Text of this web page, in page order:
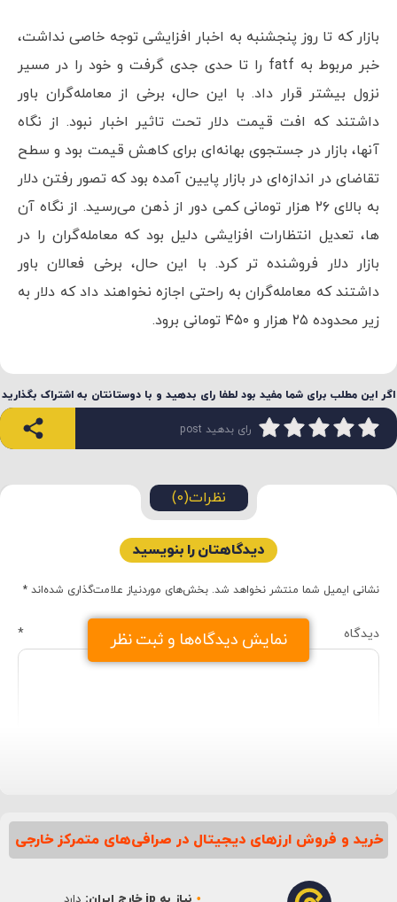
بازار که تا روز پنجشنبه به اخبار افزایشی توجه خاصی نداشت،
خبر مربوط به fatf را تا حدی جدی گرفت و خود را در مسیر
نزول بیشتر قرار داد. با این حال، برخی از معامله‌گران باور
داشتند که افت قیمت دلار تحت تاثیر اخبار نبود. از نگاه
آنها، بازار در جستجوی بهانه‌ای برای کاهش قیمت بود و سطح
تقاضای در اندازه‌ای در بازار پایین آمده بود که تصور رفتن دلار
به بالای ۲۶ هزار تومانی کمی دور از ذهن می‌رسید. از نگاه آن
ها، تعدیل انتظارات افزایشی دلیل بود که معامله‌گران را در
بازار دلار فروشنده تر کرد. با این حال، برخی فعالان باور
داشتند که معامله‌گران به راحتی اجازه نخواهند داد که دلار به
زیر محدوده ۲۵ هزار و ۴۵۰ تومانی برود.
اگر این مطلب برای شما مفید بود لطفا رای بدهید و با دوستانتان به اشتراک بگذارید
رای بدهید post
نمایش دیدگاه‌ها و ثبت نظر
نظرات(0)
دیدگاهتان را بنویسید
نشانی ایمیل شما منتشر نخواهد شد. بخش‌های موردنیاز علامت‌گذاری شده‌اند *
دیدگاه *
نام*
خرید و فروش ارزهای دیجیتال در صرافی‌های متمرکز خارجی